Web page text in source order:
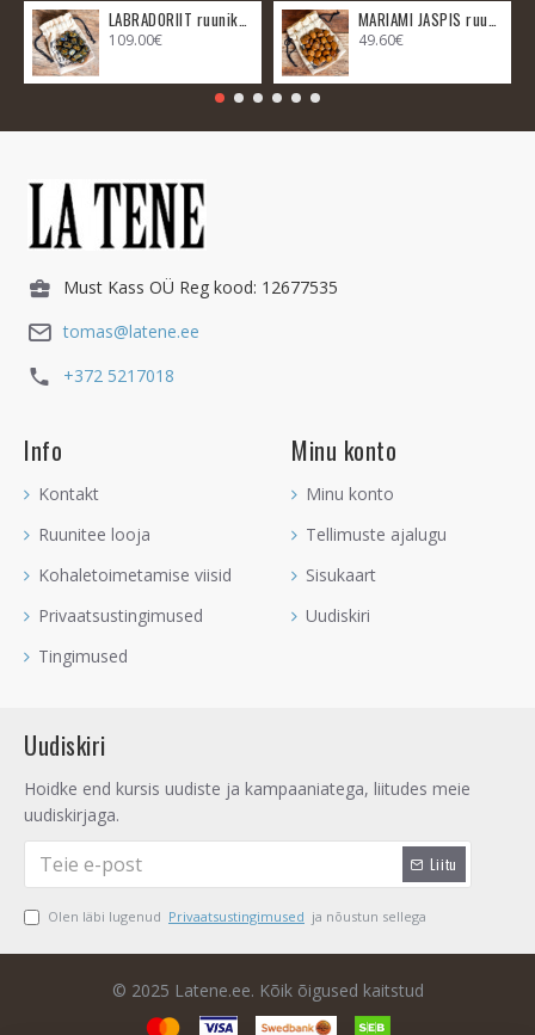
109.00€ 49.60€
Must Kass OÜ Reg kood: 12677535
tomas@latene.ee
+372 5217018
Info
Kontakt
Ruunitee looja
Kohaletoimetamise viisid
Privaatsustingimused
Tingimused
Minu konto
Minu konto
Tellimuste ajalugu
Sisukaart
Uudiskiri
Uudiskiri
Hoidke end kursis uudiste ja kampaaniatega, liitudes meie
uudiskirjaga.
Liitu
Olen läbi lugenud Privaatsustingimused ja nõustun sellega
© 2025 Latene.ee. Kõik õigused kaitstud